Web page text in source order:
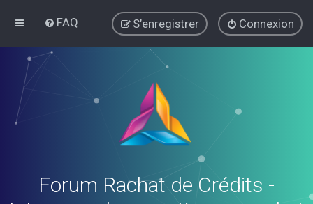
FAQ Connexion
S’enregistrer
Forum Rachat de Crédits -